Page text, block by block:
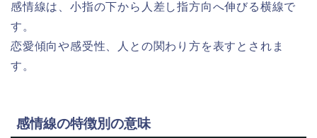
感情線は、小指の下から人差し指方向へ伸びる横線で
す。
恋愛傾向や感受性、人との関わり方を表すとされま
す。
感情線の特徴別の意味